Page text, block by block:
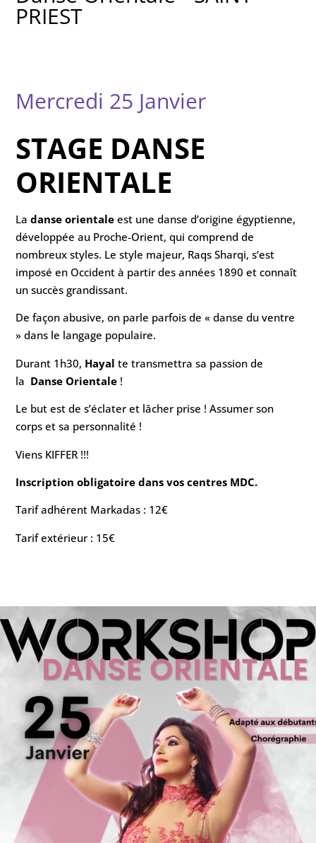
PRIEST
Mercredi 25 Janvier
STAGE DANSE
ORIENTALE
Ladanse orientale est une danse d’origine égyptienne,
développée au Proche-Orient, qui comprend de
nombreux styles. Le style majeur, Raqs Sharqi, s’est
imposé en Occident à partir des années 1890 et connaît
un succès grandissant.
De façon abusive, on parle parfois de « danse du ventre
» dans le langage populaire.
Durant 1h30, Hayal te transmettra sa passion de
la Danse Orientale !
Le but est de s’éclater et lâcher prise ! Assumer son
corps et sa personnalité !
Viens KIFFER !!!
Inscription obligatoire dans vos centres MDC.
Tarif adhérent Markadas : 12€
Tarif extérieur : 15€